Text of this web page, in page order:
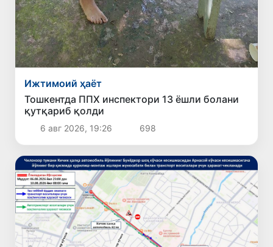
Ижтимоий ҳаёт
Тошкентда ППХ инспектори 13 ёшли болани
қутқариб қолди
6 авг 2026, 19:26 698